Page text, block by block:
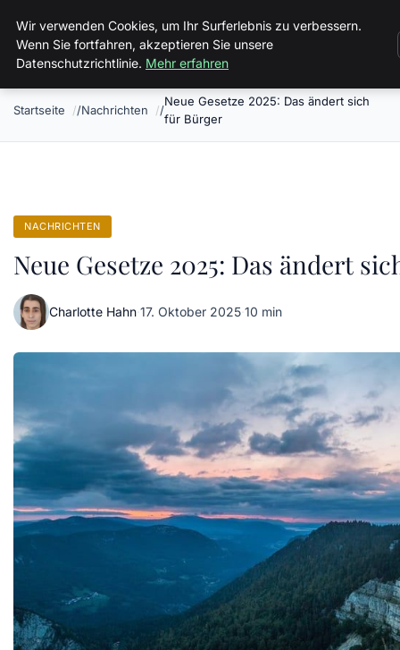
Volkertvandergraaf
Startseite Nachrichten
Neue Gesetze 2025: Das ändert sich
für Bürger
NACHRICHTEN
Neue Gesetze 2025: Das ändert
Charlotte Hahn·17. Oktober 2025·10 min
Wir verwenden Cookies, um Ihr Surferlebnis zu verbessern.
Wenn Sie fortfahren, akzeptieren Sie unsere
Datenschutzrichtlinie. Mehr erfahren